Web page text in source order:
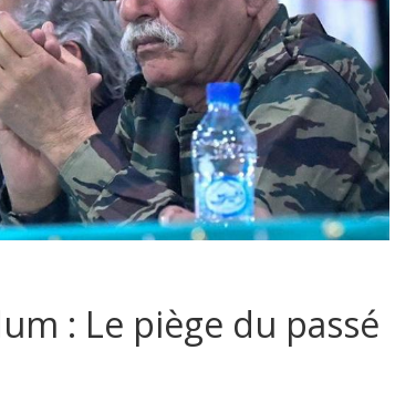
: Le piège du passé